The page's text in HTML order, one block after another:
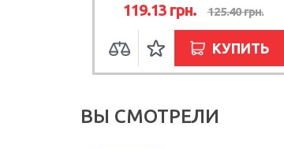
119.13грн. 125.40грн.
КУПИТЬ
ВЫ СМОТРЕЛИ